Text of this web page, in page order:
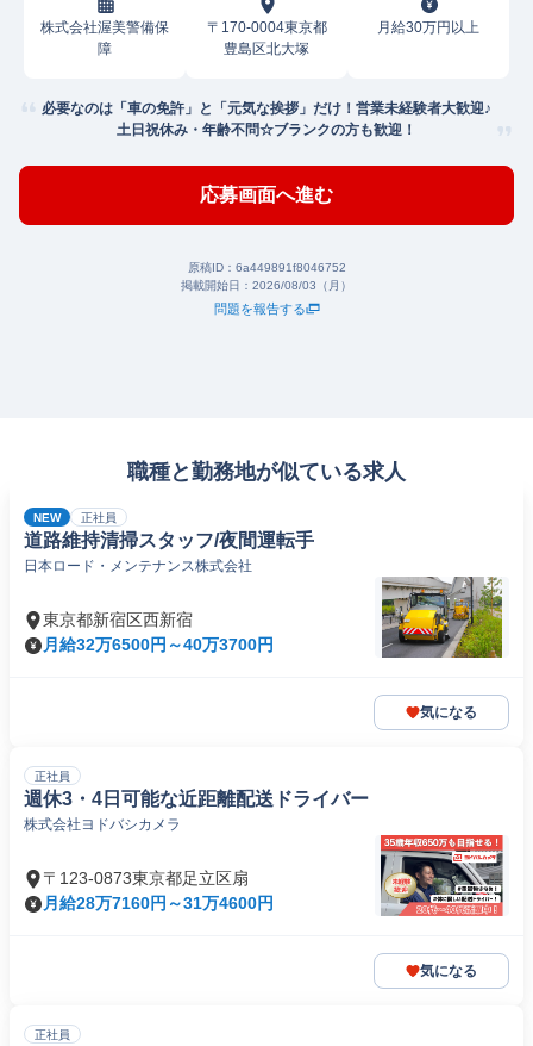
株式会社渥美警備保
障
〒170-0004東京都
豊島区北大塚
月給30万円以上
必要なのは「車の免許」と「元気な挨拶」だけ！営業未経験者大歓迎♪
土日祝休み・年齢不問☆ブランクの方も歓迎！
応募画面へ進む
原稿ID： 6a449891f8046752
掲載開始日： 2026/08/03（月）
問題を報告する
職種と勤務地が似ている求人
NEW 正社員
道路維持清掃スタッフ/夜間運転手
日本ロード・メンテナンス株式会社
東京都新宿区西新宿
月給32万6500円～40万3700円
気になる
正社員
週休3・4日可能な近距離配送ドライバー
株式会社ヨドバシカメラ
〒123-0873東京都足立区扇
月給28万7160円～31万4600円
気になる
正社員